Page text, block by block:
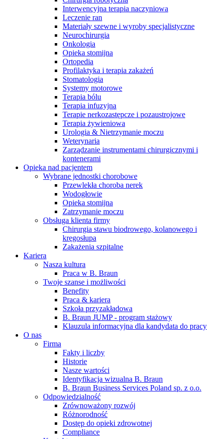
Serwis Techniczny - ATS
Przegląd i naprawa instrumentów oraz
urządzeń medycznych, zarówno w okresie gwarancji, jak i w
ramach serwisu pogwarancyjnego.
Interwencyjna terapia naczyniowa
Leczenie ran
Materiały szewne i wyroby specjalistyczne
Neurochirurgia
Onkologia
Opieka stomijna
Ortopedia
Profilaktyka i terapia zakażeń
Stomatologia
Systemy motorowe
Terapia bólu
Terapia infuzyjna
Terapie nerkozastępcze i pozaustrojowe
Terapia żywieniowa
Urologia & Nietrzymanie moczu
Weterynaria
Zarządzanie instrumentami chirurgicznymi i
kontenerami
Opieka nad pacjentem
Wybrane jednostki chorobowe
Przewlekła choroba nerek
Wodogłowie
Opieka stomijna
Zatrzymanie moczu
Obsługa klienta firmy
Chirurgia stawu biodrowego, kolanowego i
kręgosłupa
Zakażenia szpitalne
Kariera
Nasza kultura
Praca w B. Braun
Twoje szanse i możliwości
Benefity
Praca & kariera
Szkoła przyzakładowa
B. Braun JUMP - program stażowy
Klauzula informacyjna dla kandydata do pracy
O nas
Firma
Fakty i liczby
Historie
Nasze wartości
Identyfikacja wizualna B. Braun
B. Braun Business Services Poland sp. z o.o.
Odpowiedzialność
Zrównoważony rozwój
Różnorodność
Dostęp do opieki zdrowotnej
Compliance